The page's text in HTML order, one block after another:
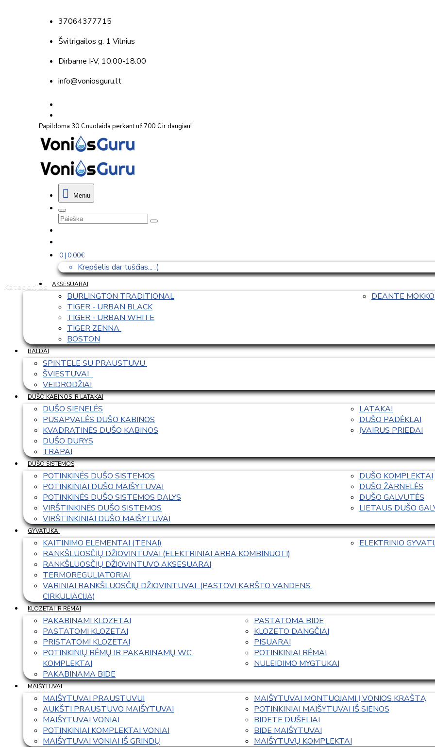
37064377715
Švitrigailos g. 1 Vilnius
Dirbame I-V, 10:00-18:00
info@voniosguru.lt
Papildoma 30 € nuolaida perkant už 700 € ir daugiau!
Meniu
0 | 0,00€
Krepšelis dar tuščias... :(
Kategorijos
AKSESUARAI
BURLINGTON TRADITIONAL
TIGER - URBAN BLACK
TIGER - URBAN WHITE
TIGER ZENNA
BOSTON
DEANTE MOKKO
BALDAI
SPINTELE SU PRAUSTUVU
ŠVIESTUVAI
VEIDRODŽIAI
DUŠO KABINOS IR LATAKAI
DUŠO SIENELĖS
PUSAPVALĖS DUŠO KABINOS
KVADRATINĖS DUŠO KABINOS
DUŠO DURYS
TRAPAI
LATAKAI
DUŠO PADĖKLAI
ĮVAIRUS PRIEDAI
DUŠO SISTEMOS
POTINKINĖS DUŠO SISTEMOS
POTINKINIAI DUŠO MAIŠYTUVAI
POTINKINĖS DUŠO SISTEMOS DALYS
VIRŠTINKINĖS DUŠO SISTEMOS
VIRŠTINKINIAI DUŠO MAIŠYTUVAI
DUŠO KOMPLEKTAI
DUŠO ŽARNELĖS
DUŠO GALVUTĖS
LIETAUS DUŠO
GYVATUKAI
KAITINIMO ELEMENTAI (TENAI)
RANKŠLUOSČIŲ DŽIOVINTUVAI (ELEKTRINIAI ARBA KOMBINUOTI)
RANKŠLUOSČIŲ DŽIOVINTUVO AKSESUARAI
TERMOREGULIATORIAI
VARINIAI RANKŠLUOSČIŲ DŽIOVINTUVAI  (PASTOVI KARŠTO VANDENS
CIRKULIACIJA)
ELEKTRINIO
KLOZETAI IR RĖMAI
PAKABINAMI KLOZETAI
PASTATOMI KLOZETAI
PRISTATOMI KLOZETAI
POTINKINIŲ RĖMŲ IR PAKABINAMŲ WC
KOMPLEKTAI
PAKABINAMA BIDE
PASTATOMA BIDE
KLOZETO DANGČIAI
PISUARAI
POTINKINIAI RĖMAI
NULEIDIMO MYGTUKAI
MAIŠYTUVAI
MAIŠYTUVAI PRAUSTUVUI
AUKŠTI PRAUSTUVO MAIŠYTUVAI
MAIŠYTUVAI VONIAI
POTINKINIAI KOMPLEKTAI VONIAI
MAIŠYTUVAI VONIAI IŠ GRINDŲ
MAIŠYTUVAI MONTUOJAMI Į VONIOS KRAŠTĄ
POTINKINIAI MAIŠYTUVAI IŠ SIENOS
BIDETE DUŠELIAI
BIDE MAIŠYTUVAI
MAIŠYTUVŲ KOMPLEKTAI